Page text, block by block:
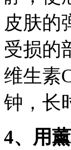
皮肤的
受损的
维生素
钟，长
4、用